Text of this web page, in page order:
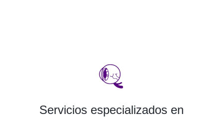
Servicios especializados en